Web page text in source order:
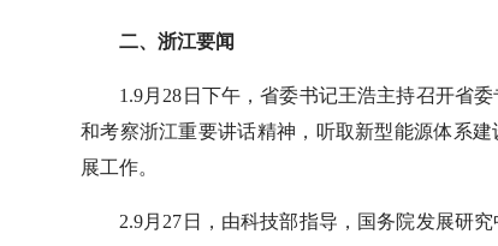
二、浙江要闻
1.9月28日下午，省委书记王浩主持召开省
和考察浙江重要讲话精神，听取新型能源体系
展工作。
2.9月27日，由科技部指导，国务院发展研